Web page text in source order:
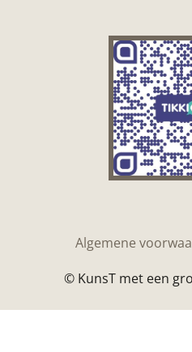
Algemene
© KunsT met een